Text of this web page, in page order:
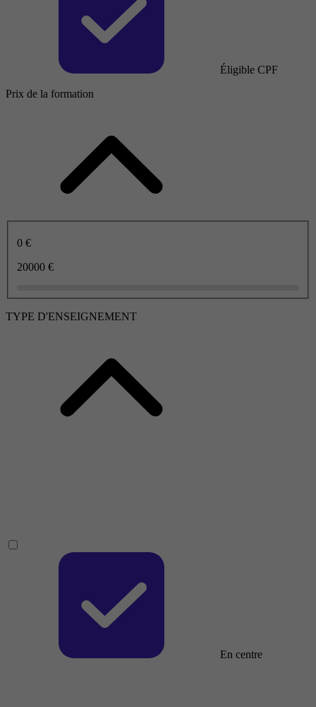
Éligible CPF
Prix de la formation
0 €
20000 €
TYPE D'ENSEIGNEMENT
En centre